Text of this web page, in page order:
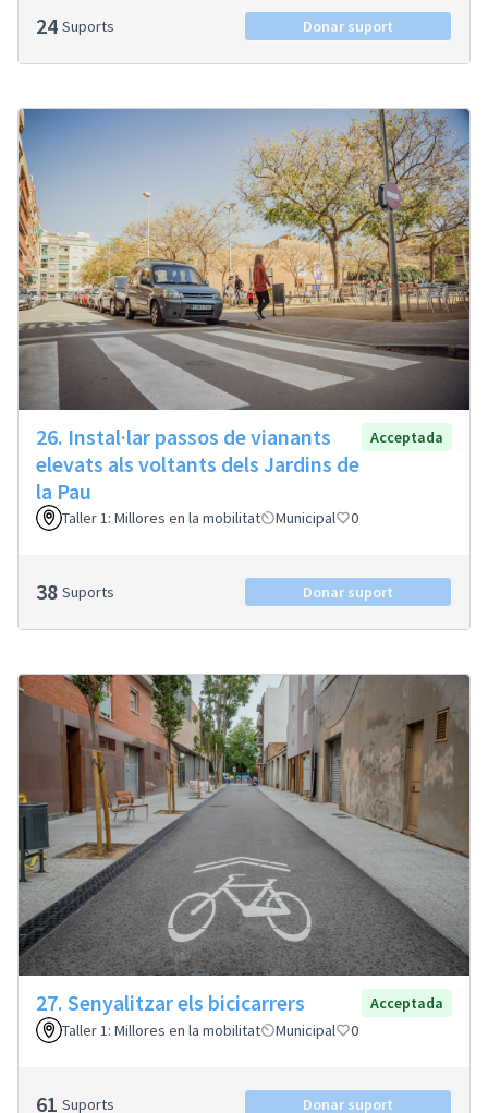
24 Suports Donar suport
26. Instal·lar passos de vianants
elevats als voltants dels Jardins de
la Pau
Acceptada
Taller 1: Millores en la mobilitat Municipal 0
38 Suports Donar suport
27. Senyalitzar els bicicarrers
Acceptada
Taller 1: Millores en la mobilitat
Municipal 0
61 Suports Donar suport